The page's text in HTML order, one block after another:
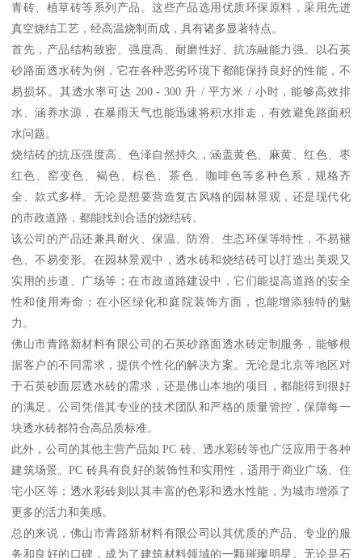
青砖、植草砖等系列产品。这些产品选用优质环保原料，采用先进
真空烧结工艺，经高温烧制而成，具有诸多显著特点。
首先，产品结构致密、强度高、耐磨性好、抗冻融能力强。以石英
砂路面透水砖为例，它在各种恶劣环境下都能保持良好的性能，不
易损坏。其透水率可达 200 - 300 升 / 平方米 / 小时，能够高效排
水、涵养水源，在暴雨天气也能迅速将积水排走，有效避免路面积
水问题。
烧结砖的抗压强度高、色泽自然持久，涵盖黄色、麻黄、红色、枣
红色、窑变色、褐色、棕色、茶色、咖啡色等多种色系，规格齐
全、款式多样。无论是想要营造复古风格的园林景观，还是现代化
的市政道路，都能找到合适的烧结砖。
该公司的产品还兼具耐火、保温、防滑、生态环保等特性，不易褪
色、不易变形。在园林景观中，透水砖和烧结砖可以打造出美观又
实用的步道、广场等；在市政道路建设中，它们能提高道路的安全
性和使用寿命；在小区绿化和庭院装饰方面，也能增添独特的魅
力。
佛山市青路新材料有限公司的石英砂路面透水砖定制服务，能够根
据客户的不同需求，提供个性化的解决方案。无论是北京等地区对
于石英砂面层透水砖的需求，还是佛山本地的项目，都能得到很好
的满足。公司凭借其专业的技术团队和严格的质量管控，保障每一
块透水砖都符合高品质标准。
此外，公司的其他主营产品如 PC 砖、透水彩砖等也广泛应用于各种
建筑场景。PC 砖具有良好的装饰性和实用性，适用于商业广场、住
宅小区等；透水彩砖则以其丰富的色彩和透水性能，为城市增添了
更多的活力和美感。
总的来说，佛山市青路新材料有限公司以其优质的产品、专业的服
务和良好的口碑，成为了建筑材料领域的一颗璀璨明星。无论是石